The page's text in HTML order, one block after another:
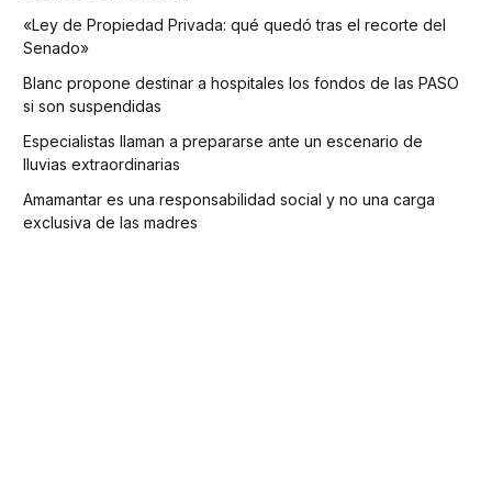
«Ley de Propiedad Privada: qué quedó tras el recorte del
Senado»
Blanc propone destinar a hospitales los fondos de las PASO
si son suspendidas
Especialistas llaman a prepararse ante un escenario de
lluvias extraordinarias
Amamantar es una responsabilidad social y no una carga
exclusiva de las madres